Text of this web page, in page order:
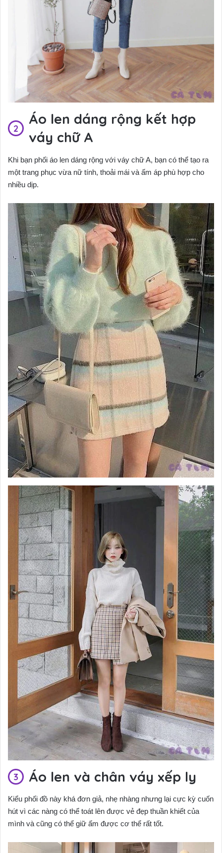
Áo len dáng rộng kết hợp
váy chữ A
Khi bạn phối áo len dáng rộng với váy chữ A, bạn có thể tạo ra
một trang phục vừa nữ tính, thoải mái và ấm áp phù hợp cho
nhiều dịp.
Áo len và chân váy xếp ly
Kiểu phối đồ này khá đơn giả, nhẹ nhàng nhưng lại cực kỳ cuốn
hút vì các nàng có thể toát lên được vẻ đẹp thuần khiết của
mình và cũng có thể giữ ấm được cơ thể rất tốt.